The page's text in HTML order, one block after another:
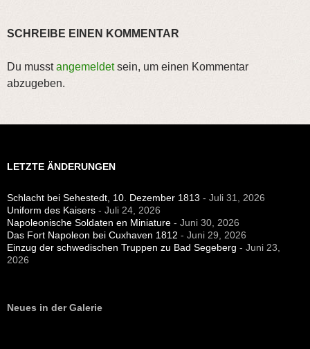
SCHREIBE EINEN KOMMENTAR
Du musstangemeldetsein, um einen Kommentar
abzugeben.
LETZTE ÄNDERUNGEN
Schlacht bei Sehestedt, 10. Dezember 1813 - Juli 31, 2026
Uniform des Kaisers - Juli 24, 2026
Napoleonische Soldaten en Miniature - Juni 30, 2026
Das Fort Napoleon bei Cuxhaven 1812 - Juni 29, 2026
Einzug der schwedischen Truppen zu Bad Segeberg - Juni 23,
2026
Neues in der Galerie